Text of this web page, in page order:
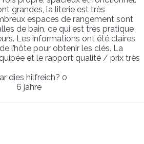
grandes, la literie est très
espaces de rangement sont
de bain, ce qui est très pratique
Les informations ont été claires
l’hôte pour obtenir les clés. La
et le rapport qualité / prix très
dies hilfreich? 0
6 jahre